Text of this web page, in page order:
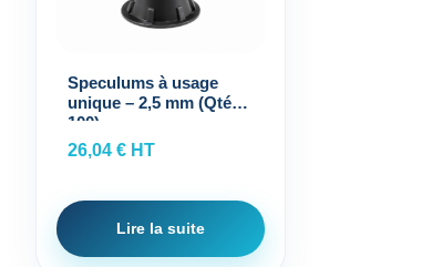
Speculums à usage
unique – 2,5 mm (Qté
100)
26,04€ HT
Lire la suite